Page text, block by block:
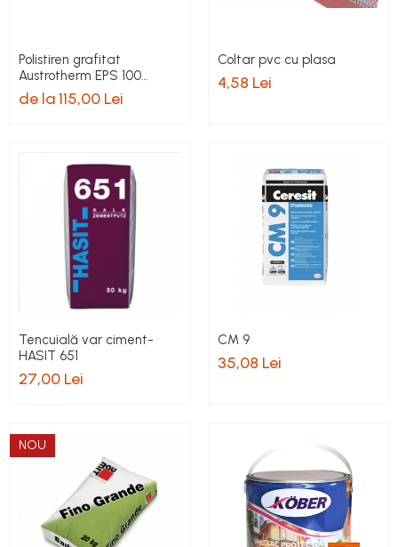
Polistiren grafitat
Austrotherm EPS 100
expandat pentru fatada
pret/bax
de la 115,00 Lei
Coltar pvc cu plasa
4,58 Lei
Tencuială var ciment-
HASIT 651
27,00 Lei
CM 9
35,08 Lei
NOU